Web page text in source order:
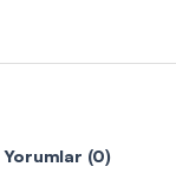
Yorumlar (0)